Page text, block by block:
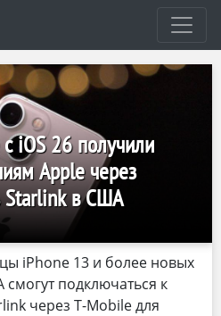
iOS 26 получили
Apple через
Starlink в США
iPhone 13 и более новых
подключаться к
через T-Mobile для